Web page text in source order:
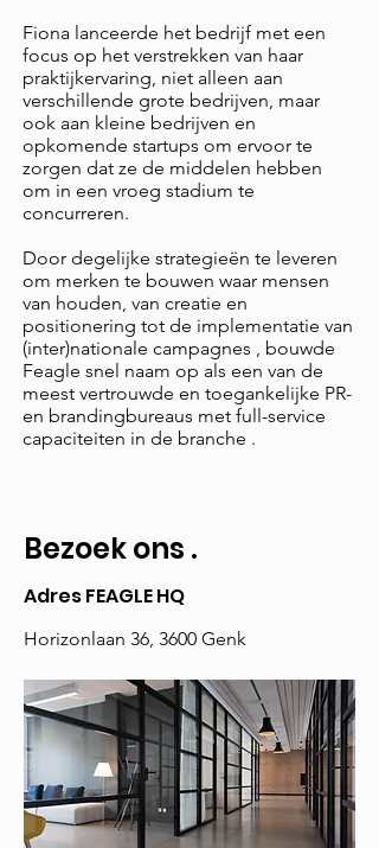
Fiona lanceerde het bedrijf met een
focus op het verstrekken van haar
praktijkervaring, niet alleen aan
verschillende grote bedrijven, maar
ook aan kleine bedrijven en
opkomende startups om ervoor te
zorgen dat ze de middelen hebben
om in een vroeg stadium te
concurreren.
Door degelijke strategieën te leveren
om merken te bouwen waar mensen
van houden, van creatie en
positionering tot de implementatie van
(inter)nationale campagnes , bouwde
Feagle snel naam op als een van de
meest vertrouwde en toegankelijke PR-
en brandingbureaus met full-service
capaciteiten in de branche .
Bezoek ons .
Adres FEAGLE HQ
Horizonlaan 36, 3600 Genk